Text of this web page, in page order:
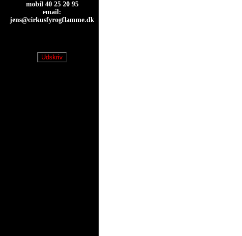
mobil 40 25 20 95
email:
jens@cirkusfyrogflamme.dk